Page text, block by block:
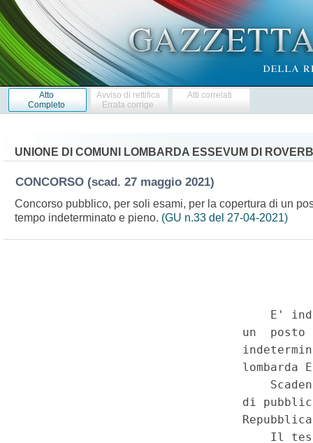
Atto
Completo
Avviso di rettifica
Errata corrige
Atti correlati
UNIONE DI COMUNI LOMBARDA ESSEVUM DI
CONCORSO (scad. 27 maggio 2021)
Concorso pubblico, per soli esami, per la copertura di un
tempo indeterminato e pieno. (GU n.33 del 27-04-2021)